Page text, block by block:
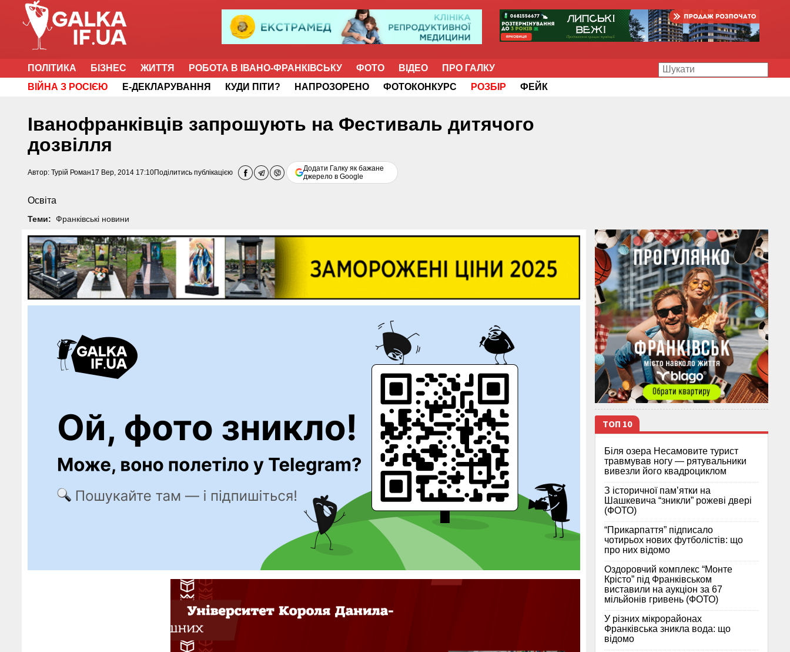
ПОЛІТИКА БІЗНЕС ЖИТТЯ РОБОТА В ІВАНО-ФРАНКІВСЬКУ ФОТО ВІДЕО
ПРО ГАЛКУ
ВІЙНА З РОСІЄЮ
Е-ДЕКЛАРУВАННЯ КУДИ ПІТИ? НАПРОЗОРЕНО ФОТОКОНКУРС РОЗБІР ФЕЙК
Іванофранківців запрошують на Фестиваль дитячого
дозвілля
Автор: Турій Роман17 Вер, 2014 17:10Поділитись публікацією
Додати Галку як бажане
джерело в Google
Освіта
Теми: Франківські новини
ТОП 10
Біля озера Несамовите турист
травмував ногу — рятувальники
вивезли його квадроциклом
З історичної памʼятки на
Шашкевича “зникли” рожеві двері
(ФОТО)
“Прикарпаття” підписало
чотирьох нових футболістів: що
про них відомо
Оздоровчий комплекс “Монте
Крісто” під Франківськом
виставили на аукціон за 67
мільйонів гривень (ФОТО)
У різних мікрорайонах
Франківська зникла вода: що
відомо